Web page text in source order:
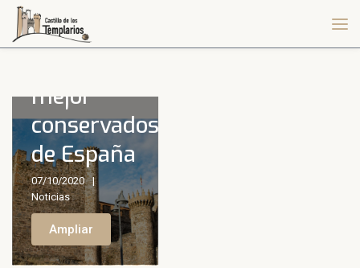
Los
mejor
conservados
de España
07/10/2020
Noticias
Ampliar